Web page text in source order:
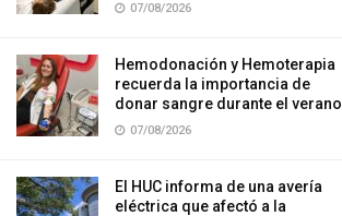
07/08/2026
Hemodonación y Hemoterapia
recuerda la importancia de
donar sangre durante el verano
07/08/2026
El HUC informa de una avería
eléctrica que afectó a la